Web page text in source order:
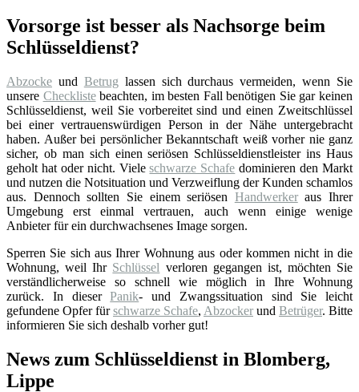
Vorsorge ist besser als Nachsorge beim
Schlüsseldienst?
Abzocke und Betrug lassen sich durchaus vermeiden, wenn Sie
unsere Checklistebeachten, im besten Fall benötigen Sie gar keinen
Schlüsseldienst, weil Sie vorbereitet sind und einen Zweitschlüssel
bei einer vertrauenswürdigen Person in der Nähe untergebracht
haben. Außer bei persönlicher Bekanntschaft weiß vorher nie ganz
sicher, ob man sich einen seriösen Schlüsseldienstleister ins Haus
geholt hat oder nicht. Vieleschwarze Schafe dominieren den Markt
und nutzen die Notsituation und Verzweiflung der Kunden schamlos
aus. Dennoch sollten Sie einem seriösen Handwerkeraus Ihrer
Umgebung erst einmal vertrauen, auch wenn einige wenige
Anbieter für ein durchwachsenes Image sorgen.
Sperren Sie sich aus Ihrer Wohnung aus oder kommen nicht in die
Wohnung, weil Ihr Schlüssel verloren gegangen ist, möchten Sie
verständlicherweise so schnell wie möglich in Ihre Wohnung
zurück. In dieserPanik- und Zwangssituation sind Sie leicht
gefundene Opfer fürschwarze Schafe, Abzocker und Betrüger. Bitte
informieren Sie sich deshalb vorher gut!
News zum Schlüsseldienst in Blomberg,
Lippe